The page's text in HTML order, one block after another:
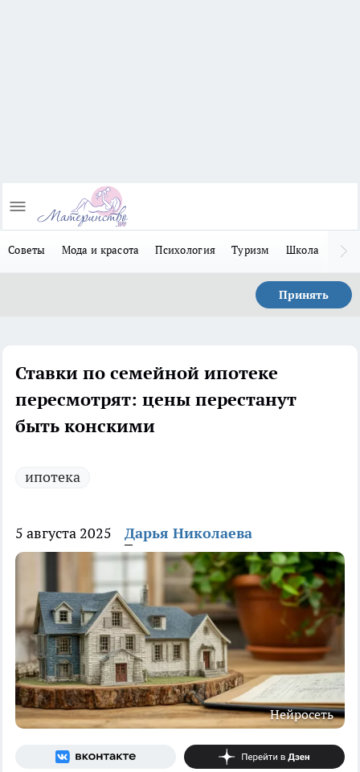
Советы Мода и красота Психология Туризм Школа
Принять
Ставки по семейной ипотеке
пересмотрят: цены перестанут
быть конскими
ипотека
5 августа 2025 Дарья Николаева
Нейросеть